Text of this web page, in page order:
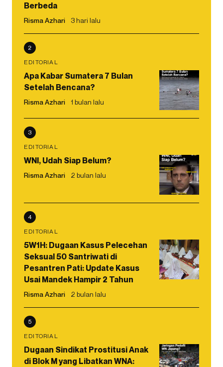
Berbeda
Risma Azhari 3 hari lalu
2
EDITORIAL
Apa Kabar Sumatera 7 Bulan
Setelah Bencana?
Risma Azhari 1 bulan lalu
3
EDITORIAL
WNI, Udah Siap Belum?
Risma Azhari 2 bulan lalu
4
EDITORIAL
5W1H: Dugaan Kasus Pelecehan
Seksual 50 Santriwati di
Pesantren Pati: Update Kasus
Usai Mandek Hampir 2 Tahun
Risma Azhari 2 bulan lalu
5
EDITORIAL
Dugaan Sindikat Prostitusi Anak
di Blok M yang Libatkan WNA: